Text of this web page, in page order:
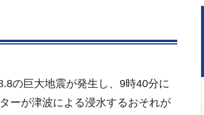
の巨大地震が発生し、9時40分に
ーが津波による浸水するおそれが